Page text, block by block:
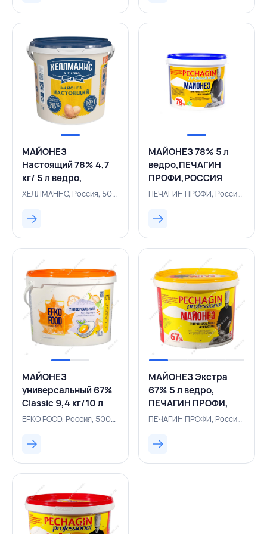
МАЙОНЕЗ
Настоящий 78% 4,7
кг/ 5 л ведро,
ХЕЛЛМАННС,
ХЕЛЛМАННС, Россия, 500003429
МАЙОНЕЗ 78% 5 л
ведро,ПЕЧАГИН
ПРОФИ,РОССИЯ
ПЕЧАГИН ПРОФИ, Россия, 155200021
МАЙОНЕЗ
универсальный 67%
Classic 9,4 кг/10 л
ведро, EFKO FOOD,
EFKO FOOD, Россия, 500002138
МАЙОНЕЗ Экстра
67% 5 л ведро,
ПЕЧАГИН ПРОФИ,
РОССИЯ
ПЕЧАГИН ПРОФИ, Россия, 155200026